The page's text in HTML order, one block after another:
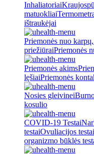
Inhaliatoriai
matuokliai
ištraukėjai
Priemonės nuo
priežiūraiPriemonės
Priemonės akims
lęšiaiPriemonės
Nosies gleivinei
kosulio
COVID-19 Testai
testaiOvuliacijos testai
organizmo būklės